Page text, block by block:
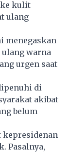
ke kulit
ulang
menegaskan
warna
urgen saat
di
akibat
belum
kepresidenan
Pasalnya,